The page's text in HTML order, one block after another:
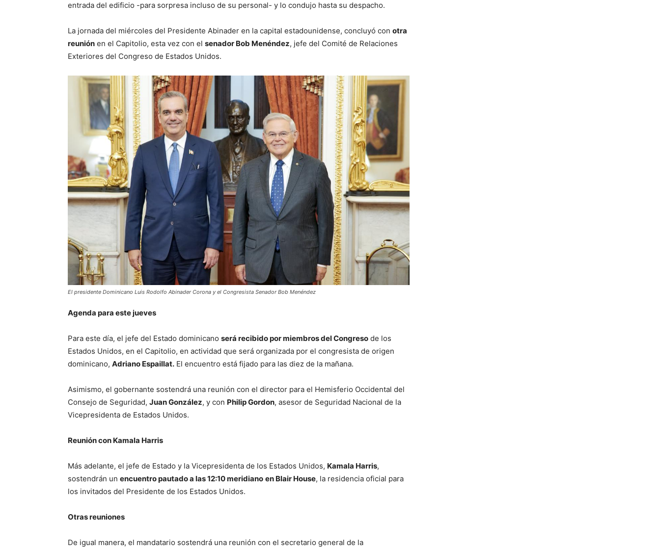
entrada del edificio -para sorpresa incluso de su personal- y lo condujo hasta su despacho.
La jornada del miércoles del Presidente Abinader en la capital estadounidense, concluyó con otra
reunión en el Capitolio, esta vez con el senador Bob Menéndez, jefe del Comité de Relaciones
Exteriores del Congreso de Estados Unidos.
El presidente Dominicano Luis Rodolfo Abinader Corona y el Congresista Senador Bob Menéndez
Agenda para este jueves
Para este día, el jefe del Estado dominicano será recibido por miembros del Congreso de los
Estados Unidos, en el Capitolio, en actividad que será organizada por el congresista de origen
dominicano, Adriano Espaillat. El encuentro está fijado para las diez de la mañana.
Asimismo, el gobernante sostendrá una reunión con el director para el Hemisferio Occidental del
Consejo de Seguridad, Juan González, y con Philip Gordon, asesor de Seguridad Nacional de la
Vicepresidenta de Estados Unidos.
Reunión con Kamala Harris
Más adelante, el jefe de Estado y la Vicepresidenta de los Estados Unidos, Kamala Harris,
sostendrán un encuentro pautado a las 12:10 meridiano en Blair House, la residencia oficial para
los invitados del Presidente de los Estados Unidos.
Otras reuniones
De igual manera, el mandatario sostendrá una reunión con el secretario general de la